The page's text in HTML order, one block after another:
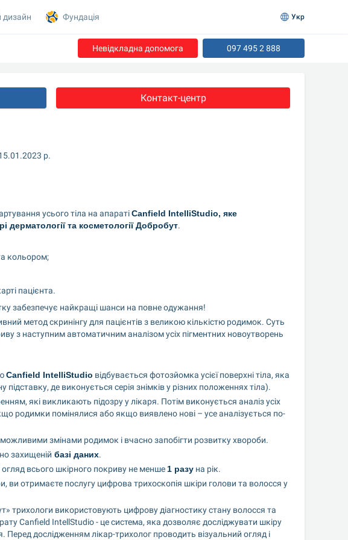
Невідкладна допомога 097 495 2 888
Контакт-центр
р.
усього тіла на апараті Canfield IntelliStudio, яке
дерматології та косметології Добробут.
кольором;
пацієнта.
забезпечує найкращі шанси на повне одужання!
метод скринінгу для пацієнтів з великою кількістю родимок. Суть
з наступним автоматичним аналізом усіх пігментних новоутворень
Canfield IntelliStudio відбувається фотозйомка усієї поверхні тіла, яка
підставку, де виконується серія знімків у різних положеннях тіла).
які викликають підозру у лікаря. Потім виконується аналіз усіх
родимки помінялися або якщо виявлено нові – усе аналізується по-
змінами родимок і вчасно запобігти розвитку хвороби.
захищеній базі даних.
всього шкірного покриву не менше 1 разу на рік.
ви отримаєте послугу цифрова трихоскопія шкіри голови та волосся у
трихологи використовують цифрову діагностику стану волосся та
Canfield IntellStudio - це система, яка дозволяє досліджувати шкіру
дослідженням лікар-трихолог проводить візуальний огляд і
дизайн Фундація Укр